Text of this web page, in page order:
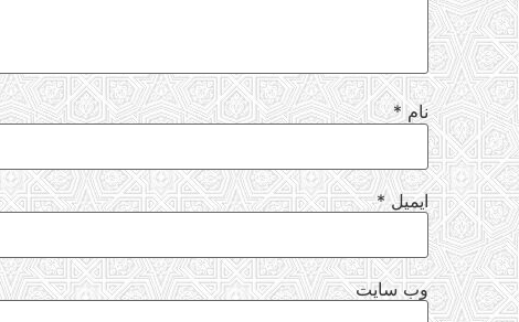
نام *
ایمیل*
وب‌ سایت